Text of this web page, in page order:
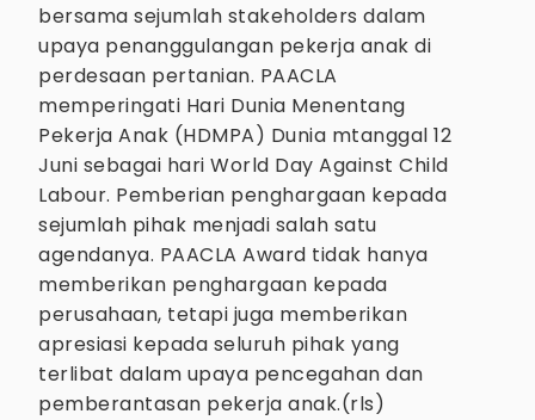
bersama sejumlah stakeholders dalam
upaya penanggulangan pekerja anak di
perdesaan pertanian. PAACLA
memperingati Hari Dunia Menentang
Pekerja Anak (HDMPA) Dunia mtanggal 12
Juni sebagai hari World Day Against Child
Labour. Pemberian penghargaan kepada
sejumlah pihak menjadi salah satu
agendanya. PAACLA Award tidak hanya
memberikan penghargaan kepada
perusahaan, tetapi juga memberikan
apresiasi kepada seluruh pihak yang
terlibat dalam upaya pencegahan dan
pemberantasan pekerja anak.(rls)